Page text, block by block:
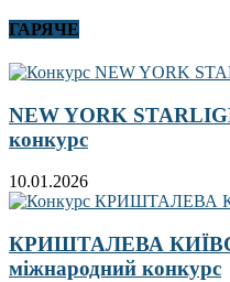
ГАРЯЧЕ
NEW YORK
конкурс
10.01.2026
КРИШТАЛЕВА
міжнародний конкурс